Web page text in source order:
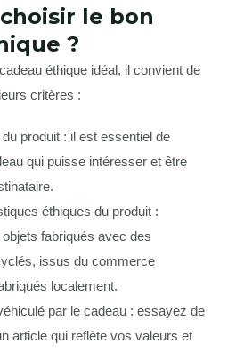
le bon
?
éthique idéal, il convient de
critères :
produit : il est essentiel de
qui puisse intéresser et être
éthiques du produit :
fabriqués avec des
issus du commerce
localement.
par le cadeau : essayez de
article qui reflète vos valeurs et